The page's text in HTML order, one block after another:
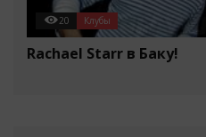
20 Клубы
Rachael Starr в Баку!